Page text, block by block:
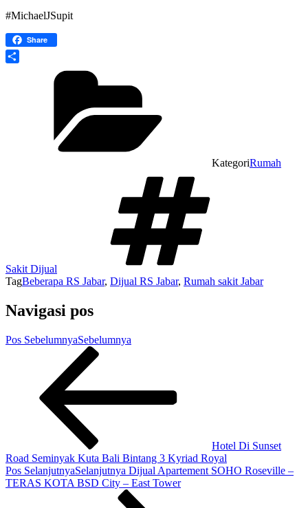
#MichaelJSupit
Share
KategoriRumah
Sakit Dijual
TagBeberapa RS Jabar, Dijual RS Jabar, Rumah sakit Jabar
Navigasi pos
Pos SebelumnyaSebelumnya
Hotel Di Sunset
Road Seminyak Kuta Bali Bintang 3 Kyriad Royal
Pos SelanjutnyaSelanjutnya Dijual Apartement SOHO Roseville –
TERAS KOTA BSD City – East Tower